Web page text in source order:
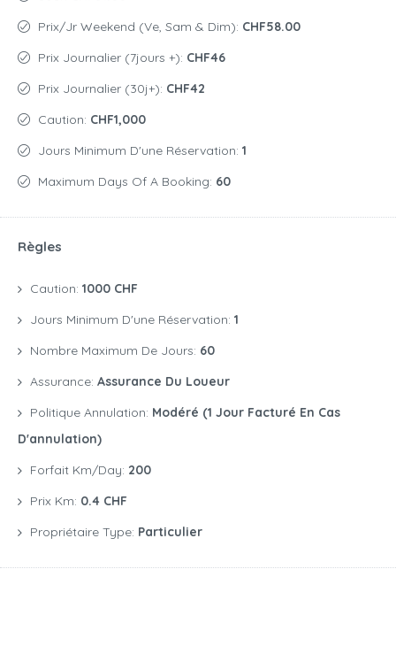
Prix/jr Weekend (Ve, Sam & Dim): CHF58.00
Prix Journalier (7jours +): CHF46
Prix Journalier (30j+): CHF42
Caution: CHF1,000
Jours Minimum D'une Réservation: 1
Maximum Days Of A Booking: 60
Règles
Caution: 1000 CHF
Jours Minimum D'une Réservation: 1
Nombre Maximum De Jours: 60
Assurance: Assurance Du Loueur
Politique Annulation: Modéré (1 Jour Facturé En Cas
D'annulation)
Forfait Km/day: 200
Prix Km: 0.4 CHF
Propriétaire Type: Particulier